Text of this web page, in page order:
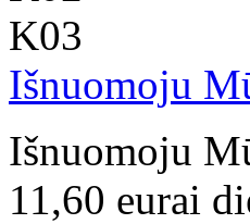
K03
Išnuomoju
Išnuomoju
11,60 eurai